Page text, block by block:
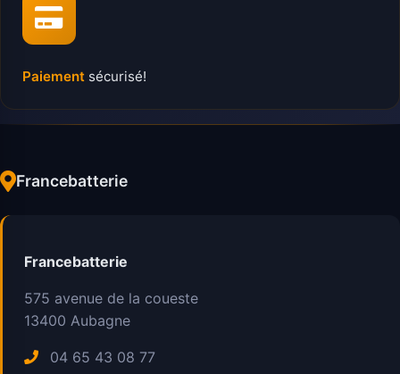
Paiement sécurisé!
Francebatterie
Francebatterie
575 avenue de la coueste
13400 Aubagne
04 65 43 08 77